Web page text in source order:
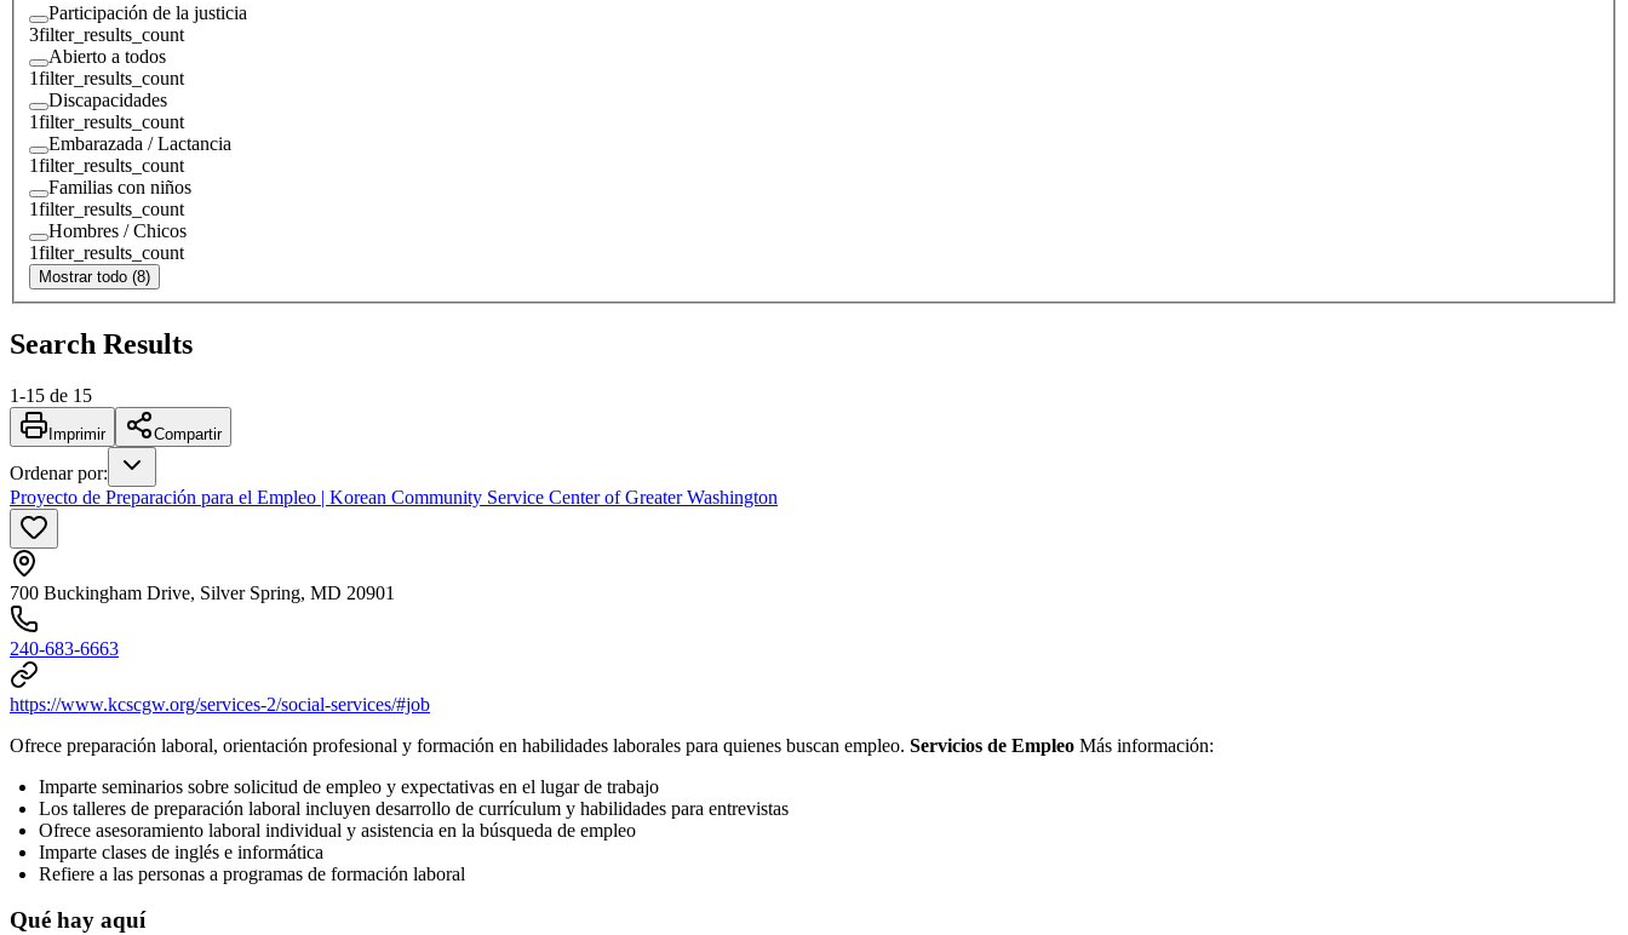
Participación de la justicia
3filter_results_count
Abierto a todos
1filter_results_count
Discapacidades
1filter_results_count
Embarazada / Lactancia
1filter_results_count
Familias con niños
1filter_results_count
Hombres / Chicos
1filter_results_count
Mostrar todo (8)
Search Results
1-15 de 15
Imprimir Compartir
Ordenar por:
Proyecto de Preparación para el Empleo | Korean Community Service Center of Greater Washington
700 Buckingham Drive, Silver Spring, MD 20901
240-683-6663
https://www.kcscgw.org/services-2/social-services/#job
Ofrece preparación laboral, orientación profesional y formación en habilidades laborales para quienes buscan empleo. Servicios de Empleo Más información:
Imparte seminarios sobre solicitud de empleo y expectativas en el lugar de trabajo
Los talleres de preparación laboral incluyen desarrollo de currículum y habilidades para entrevistas
Ofrece asesoramiento laboral individual y asistencia en la búsqueda de empleo
Imparte clases de inglés e informática
Refiere a las personas a programas de formación laboral
Qué hay aquí